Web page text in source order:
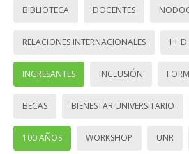
BIBLIOTECA DOCENTES
RELACIONES INTERNACIONALES I + D
INGRESANTES INCLUSIÓN
BECAS BIENESTAR UNIVERSITARIO
100 AÑOS WORKSHOP UNR